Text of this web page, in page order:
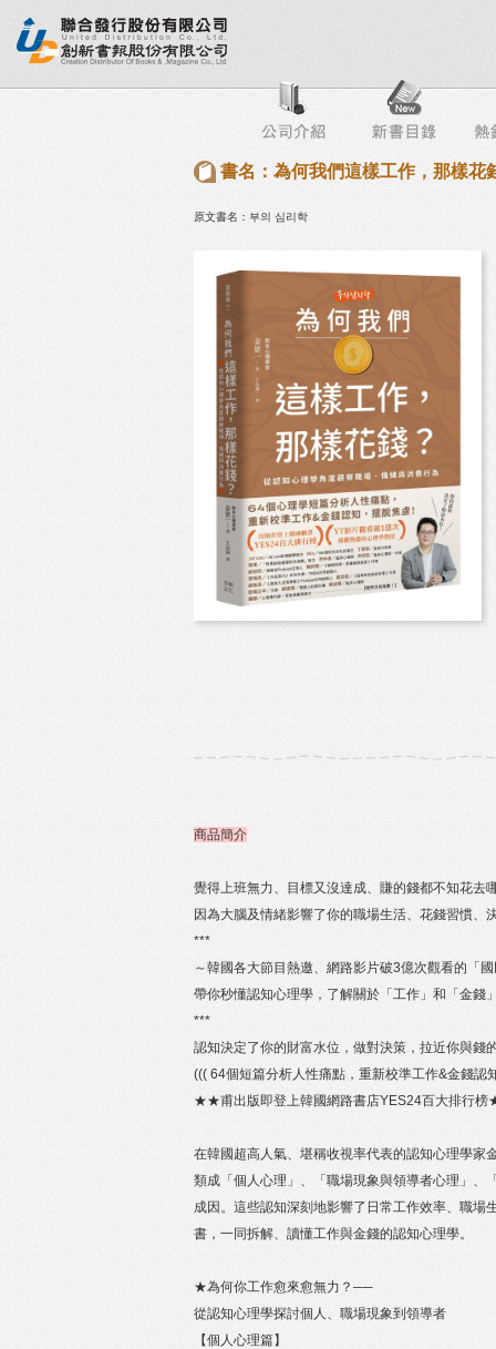
榜 出版社專區 書店專區 目錄下載 會員服務
書名：為何我們這樣工作，那樣花
原文書名：부의 심리학
商品簡介
覺得上班無力、目標又沒達成、賺的錢都不知花去
因為大腦及情緒影響了你的職場生活、花錢習慣、
***
～韓國各大節目熱邀、網路影片破3億次觀看的「
帶你秒懂認知心理學，了解關於「工作」和「金錢
***
認知決定了你的財富水位，做對決策，拉近你與錢
((( 64個短篇分析人性痛點，重新校準工作&金錢認
★★甫出版即登上韓國網路書店YES24百大排行
在韓國超高人氣、堪稱收視率代表的認知心理學家
類成「個人心理」、「職場現象與領導者心理」、
成因。這些認知深刻地影響了日常工作效率、職
書，一同拆解、讀懂工作與金錢的認知心理學。
★為何你工作愈來愈無力？──
從認知心理學探討個人、職場現象到領導者
【個人心理篇】